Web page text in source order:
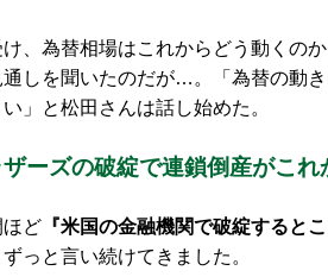
、為替相場はこれからどう動くの
通しを聞いたのだが…。「為替の動
」と松田さんは話し始めた。
ーズの破綻で連鎖倒産がこれ
ど 『米国の金融機関で破綻すると
ずっと言い続けてきました。